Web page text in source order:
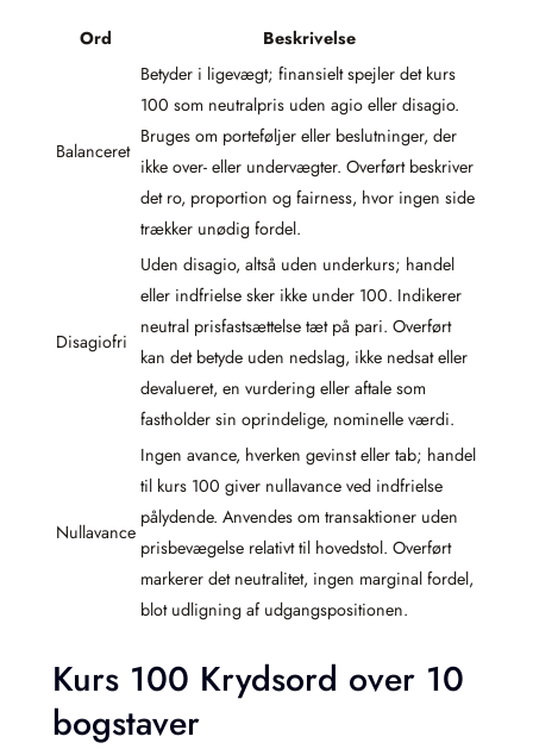
Ord Beskrivelse
Balanceret
Betyder i ligevægt; finansielt spejler det kurs
100 som neutralpris uden agio eller disagio.
Bruges om porteføljer eller beslutninger, der
ikke over- eller undervægter. Overført beskriver
det ro, proportion og fairness, hvor ingen side
trækker unødig fordel.
Disagiofri
Uden disagio, altså uden underkurs; handel
eller indfrielse sker ikke under 100. Indikerer
neutral prisfastsættelse tæt på pari. Overført
kan det betyde uden nedslag, ikke nedsat eller
devalueret, en vurdering eller aftale som
fastholder sin oprindelige, nominelle værdi.
Nullavance
Ingen avance, hverken gevinst eller tab; handel
til kurs 100 giver nullavance ved indfrielse
pålydende. Anvendes om transaktioner uden
prisbevægelse relativt til hovedstol. Overført
markerer det neutralitet, ingen marginal fordel,
blot udligning af udgangspositionen.
Kurs 100 Krydsord over 10
bogstaver